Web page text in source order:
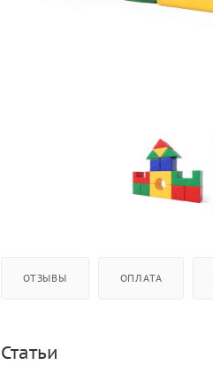
ОТЗЫВЫ ОПЛАТА
Статьи